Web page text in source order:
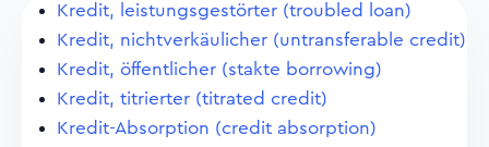
Kredit, leistungsgestörter (troubled loan)
Kredit, nichtverkäulicher (untransferable credit)
Kredit, öffentlicher (stakte borrowing)
Kredit, titrierter (titrated credit)
Kredit-Absorption (credit absorption)